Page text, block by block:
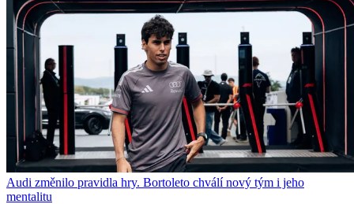
Audi změnilo pravidla hry. Bortoleto chválí nový tým i jeho
mentalitu